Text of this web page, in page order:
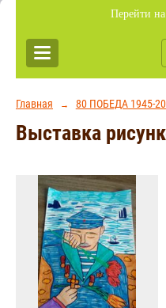
Перейти
Главная → 80 ПОБЕДА 1945-
Выставка